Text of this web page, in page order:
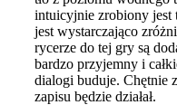
intuicyjnie zrobiony jest
jest wystarczająco
rycerze do tej gry są
bardzo przyjemny i
dialogi buduje. Chętnie
zapisu będzie działał.